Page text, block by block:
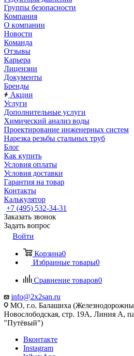
Группы безопасности
Компания
О компании
Новости
Команда
Отзывы
Карьера
Лицензии
Документы
Бренды
Акции
Услуги
Дополнительные услуги
Химический анализ воды
Проектирование инженерных систем
Нарезка резьбы стальных труб
Блог
Как купить
Условия оплаты
Условия доставки
Гарантия на товар
Контакты
Калькулятор
+7 (495) 532‑34‑31
Заказать звонок
Задать вопрос
Войти
Корзина0
Избранные товары0
Сравнение товаров0
info@2x2san.ru
МО, г.о. Балашиха
Новослободская, стр. 19А, Линия А,
"Путёвый")
Вконтакте
Instagram